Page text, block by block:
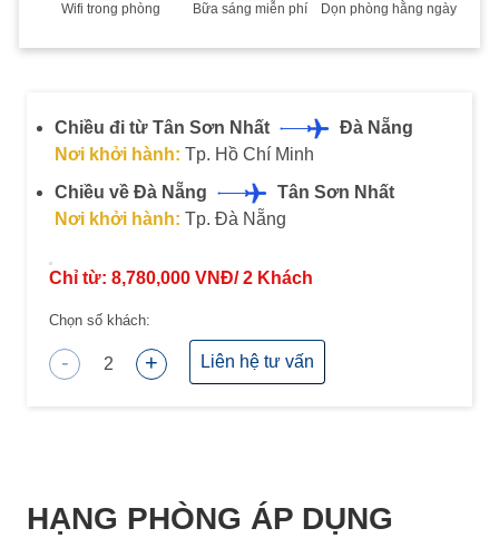
Áp dụng khách Việt hoặc người nước ngoài sinh sống và
Thời hạn đặt dịch vụ: 20/12/2023
lòng liên hệ để biết thêm chi tiết
Combo không hoàn, không huỷ, không thay đổi
Wifi trong phòng Bữa sáng miễn phí Dọn phòng hằng ngày
Chiều đi từ Tân Sơn Nhất
Đà Nẵng
Nơi khởi hành: Tp. Hồ Chí Minh
Chiều về Đà Nẵng
Tân Sơn Nhất
Nơi khởi hành: Tp. Đà Nẵng
Chỉ từ: 8,780,000 VNĐ/2 Khách
Chọn số khách:
- 2 + Liên hệ tư vấn
HẠNG PHÒNG ÁP DỤNG